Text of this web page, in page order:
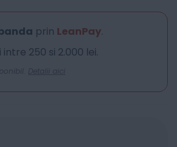
prin LeanPay.
250 si 2.000 lei.
Detalii aici